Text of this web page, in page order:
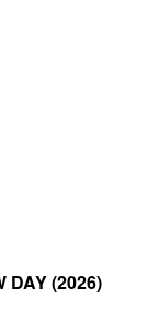
DAY (2026)